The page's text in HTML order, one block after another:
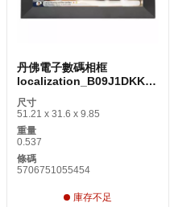
丹佛電子數碼相框
localization_B09J1DKKX
B 10.1 Black Wi-Fi
尺寸
51.21 x 31.6 x 9.85
重量
0.537
條碼
5706751055454
庫存不足